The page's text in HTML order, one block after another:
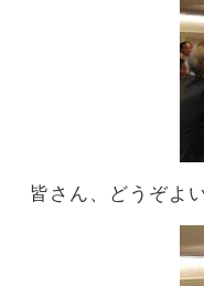
皆さん、どうぞよ